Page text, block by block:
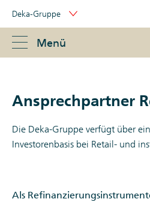
Links
Navigation
Portal
Navigation
Deka-Gruppe
Menü
Ansprechpartner
Die Deka-Gruppe verfügt über
Investorenbasis bei Retail- und
Als